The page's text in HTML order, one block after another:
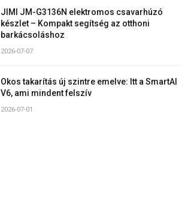
JIMI JM-G3136N elektromos csavarhúzó
készlet – Kompakt segítség az otthoni
barkácsoláshoz
2026-07-07
Okos takarítás új szintre emelve: Itt a SmartAI
V6, ami mindent felszív
2026-07-01